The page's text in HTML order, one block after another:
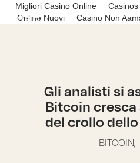
Migliori Casino Online
Online Nuovi
Casino Non
Menu
Gli analisti si
Bitcoin
del crollo
BITCOIN,